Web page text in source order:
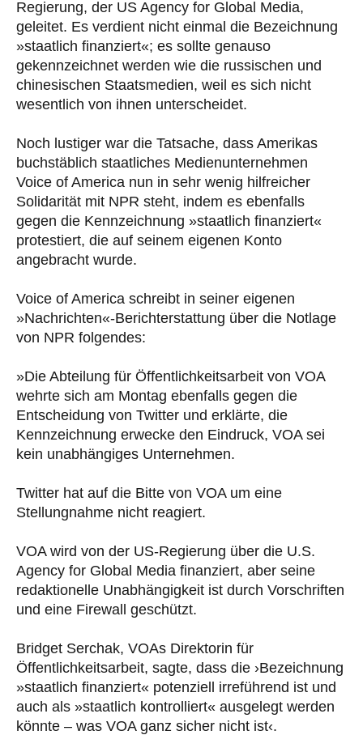
Regierung, der US Agency for Global Media,
geleitet. Es verdient nicht einmal die Bezeichnung
»staatlich finanziert«; es sollte genauso
gekennzeichnet werden wie die russischen und
chinesischen Staatsmedien, weil es sich nicht
wesentlich von ihnen unterscheidet.
Noch lustiger war die Tatsache, dass Amerikas
buchstäblich staatliches Medienunternehmen
Voice of America nun in sehr wenig hilfreicher
Solidarität mit NPR steht, indem es ebenfalls
gegen die Kennzeichnung »staatlich finanziert«
protestiert, die auf seinem eigenen Konto
angebracht wurde.
Voice of America schreibt in seiner eigenen
»Nachrichten«-Berichterstattung über die Notlage
von NPR folgendes:
»Die Abteilung für Öffentlichkeitsarbeit von VOA
wehrte sich am Montag ebenfalls gegen die
Entscheidung von Twitter und erklärte, die
Kennzeichnung erwecke den Eindruck, VOA sei
kein unabhängiges Unternehmen.
Twitter hat auf die Bitte von VOA um eine
Stellungnahme nicht reagiert.
VOA wird von der US-Regierung über die U.S.
Agency for Global Media finanziert, aber seine
redaktionelle Unabhängigkeit ist durch Vorschriften
und eine Firewall geschützt.
Bridget Serchak, VOAs Direktorin für
Öffentlichkeitsarbeit, sagte, dass die ›Bezeichnung
»staatlich finanziert« potenziell irreführend ist und
auch als »staatlich kontrolliert« ausgelegt werden
könnte – was VOA ganz sicher nicht ist‹.